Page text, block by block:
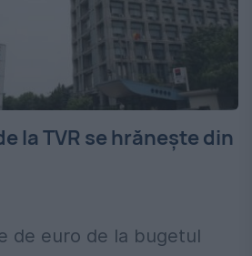
la TVR se hrănește din
de euro de la bugetul